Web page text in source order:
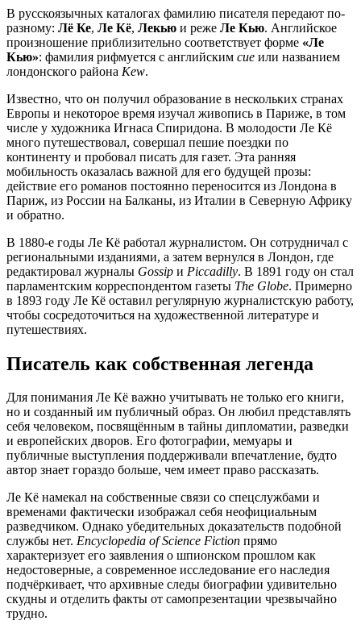
В русскоязычных каталогах фамилию писателя передают по-
разному: Лё Ке, Ле Кё, Лекью и реже Ле Кью. Английское
произношение приблизительно соответствует форме «Ле
Кью»: фамилия рифмуется с английским cue или названием
лондонского района Kew.
Известно, что он получил образование в нескольких странах
Европы и некоторое время изучал живопись в Париже, в том
числе у художника Игнаса Спиридона. В молодости Ле Кё
много путешествовал, совершал пешие поездки по
континенту и пробовал писать для газет. Эта ранняя
мобильность оказалась важной для его будущей прозы:
действие его романов постоянно переносится из Лондона в
Париж, из России на Балканы, из Италии в Северную Африку
и обратно.
В 1880-е годы Ле Кё работал журналистом. Он сотрудничал с
региональными изданиями, а затем вернулся в Лондон, где
редактировал журналы Gossip и Piccadilly. В 1891 году он стал
парламентским корреспондентом газеты The Globe. Примерно
в 1893 году Ле Кё оставил регулярную журналистскую работу,
чтобы сосредоточиться на художественной литературе и
путешествиях.
Писатель как собственная легенда
Для понимания Ле Кё важно учитывать не только его книги,
но и созданный им публичный образ. Он любил представлять
себя человеком, посвящённым в тайны дипломатии, разведки
и европейских дворов. Его фотографии, мемуары и
публичные выступления поддерживали впечатление, будто
автор знает гораздо больше, чем имеет право рассказать.
Ле Кё намекал на собственные связи со спецслужбами и
временами фактически изображал себя неофициальным
разведчиком. Однако убедительных доказательств подобной
службы нет. Encyclopedia of Science Fiction прямо
характеризует его заявления о шпионском прошлом как
недостоверные, а современное исследование его наследия
подчёркивает, что архивные следы биографии удивительно
скудны и отделить факты от самопрезентации чрезвычайно
трудно.